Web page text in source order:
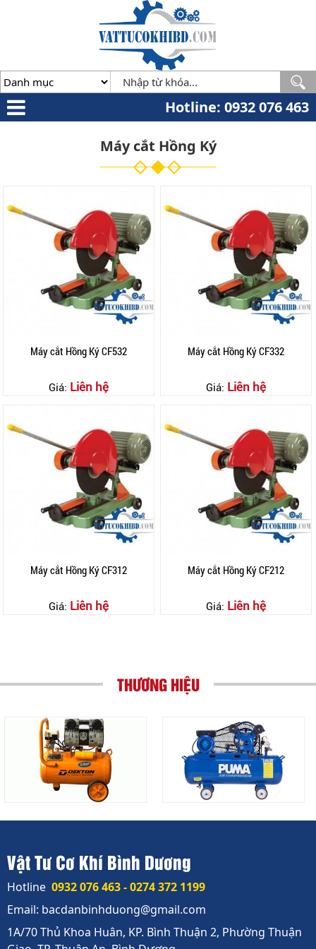
Hotline: 0932 076 463
Máy cắt Hồng Ký
Máy cắt Hồng Ký CF532
Giá: Liên hệ
Máy cắt Hồng Ký CF332
Giá: Liên hệ
Máy cắt Hồng Ký CF312
Giá: Liên hệ
Máy cắt Hồng Ký CF212
Giá: Liên hệ
THƯƠNG HIỆU
Vật Tư Cơ Khí Bình Dương
Hotline 0932 076 463 - 0274 372 1199
Email: bacdanbinhduong@gmail.com
1A/70 Thủ Khoa Huân, KP. Bình Thuận 2, Phường Thuận
076
463